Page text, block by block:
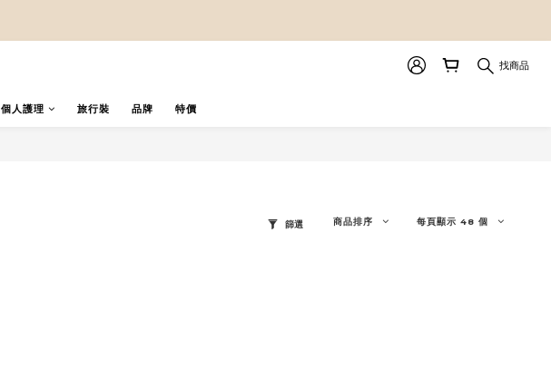
找商品
個人護理 旅行裝 品牌 特價
篩選 商品排序 每頁顯示 48 個